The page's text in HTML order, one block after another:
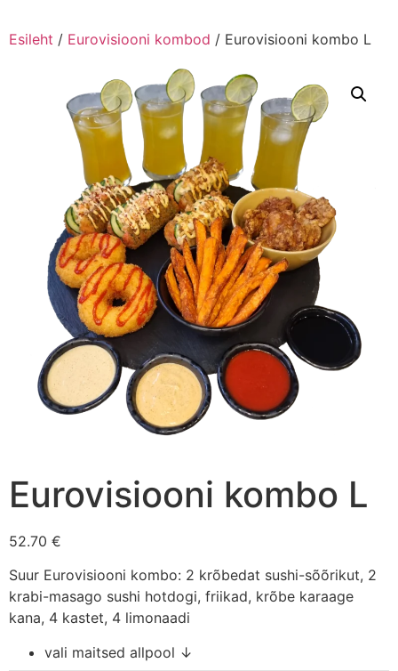
Esileht / Eurovisiooni kombod / Eurovisiooni kombo L
Eurovisiooni kombo L
52.70 €
Suur Eurovisiooni kombo: 2 krõbedat sushi-sõõrikut, 2
krabi-masago sushi hotdogi, friikad, krõbe karaage
kana, 4 kastet, 4 limonaadi
vali maitsed allpool ↓